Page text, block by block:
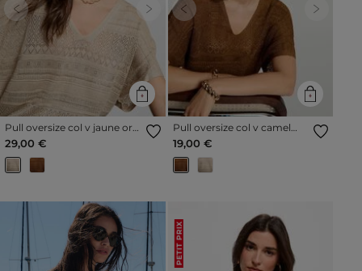
Previous Next
Pull oversize col v jaune or
femme
29,00 €
Previous Next
Pull oversize col v camel
femme
19,00 €
PETIT PRIX